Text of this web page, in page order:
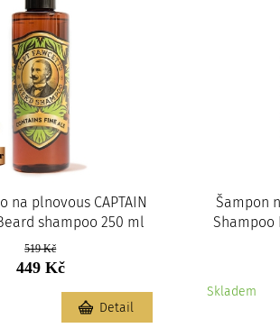
na plnovous CAPTAIN
Beard shampoo 250 ml
519 Kč
449 Kč
Detail
Šampon
Shampoo
Skladem